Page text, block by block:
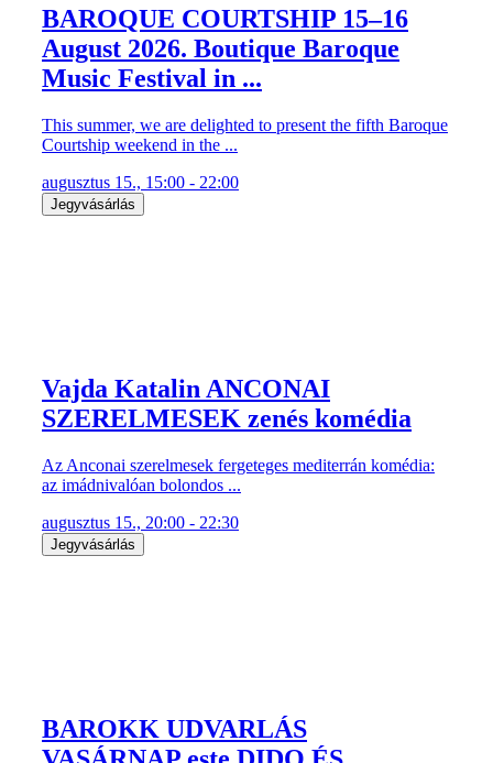
BAROQUE COURTSHIP 15–16
August 2026. Boutique Baroque
Music Festival in ...
This summer, we are delighted to present the fifth Baroque
Courtship weekend in the ...
augusztus 15., 15:00 - 22:00
Jegyvásárlás
Vajda Katalin ANCONAI
SZERELMESEK zenés komédia
Az Anconai szerelmesek fergeteges mediterrán komédia:
az imádnivalóan bolondos ...
augusztus 15., 20:00 - 22:30
Jegyvásárlás
BAROKK UDVARLÁS